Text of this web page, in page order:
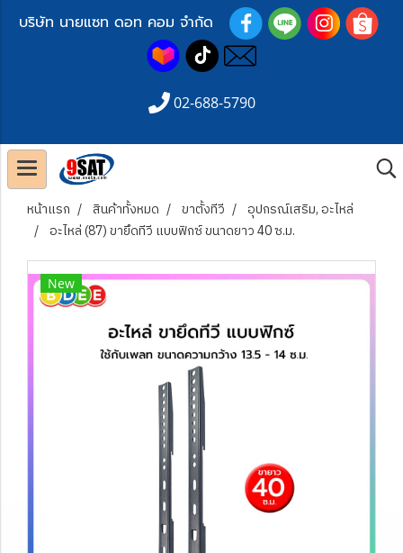
บริษัท นายแซท ดอท คอม จำกัด
02-688-5790
หน้าแรก สินค้าทั้งหมด ขาตั้งทีวี
อุปกรณ์เสริม, อะไหล่
อะไหล่ (87) ขายึดทีวี แบบฟิกซ์ ขนาดยาว 40 ซ.ม.
New